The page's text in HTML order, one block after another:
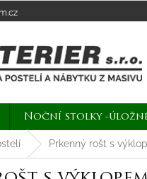
Noční stolky -
Prkenný rošt s